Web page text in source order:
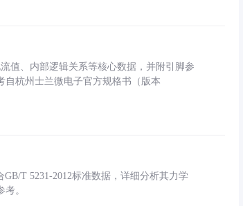
值、内部逻辑关系等核心数据，并附引脚参
杭州士兰微电子官方规格书（版本
T 5231-2012标准数据，详细分析其力学
。